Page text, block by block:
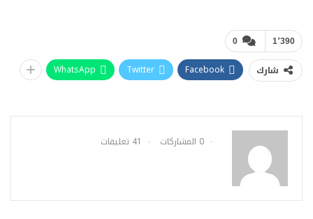
0 1٬390
شارك Facebook
Twitter
WhatsApp
0 المشاركات 41 تعليقات